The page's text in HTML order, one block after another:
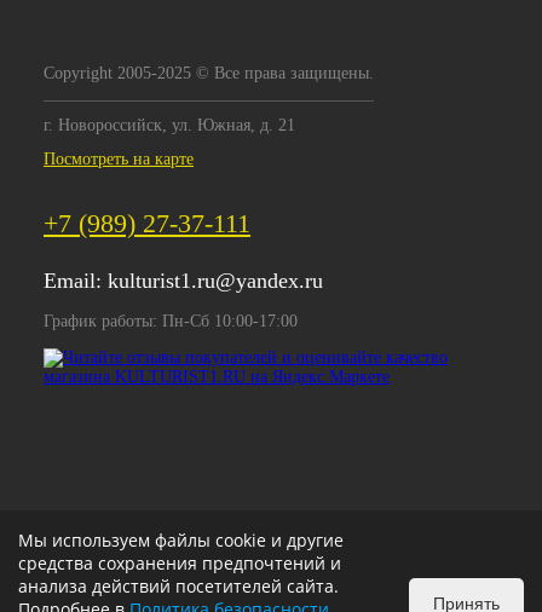
Copyright 2005-2025 © Все права защищены.
г. Новороссийск, ул. Южная, д. 21
Посмотреть на карте
+7 (989) 27-37-111
Email: kulturist1.ru@yandex.ru
График работы: Пн-Сб 10:00-17:00
Мы используем файлы cookie и другие
средства сохранения предпочтений и
анализа действий посетителей сайта.
Принять